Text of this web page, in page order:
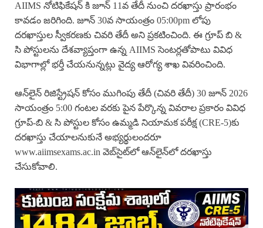
AIIMS నోటిఫికేషన్ కి జూన్ 11వ తేదీ నుంచి దరఖాస్తు ప్రారంభం
కావడం జరిగింది. జూన్ 30వ సాయంత్రం 05:00pm లోపు
దరఖాస్తుల స్వీకరణకు చివరి తేదీ అని ప్రకటించింది. ఈ గ్రూప్ బి &
సి పోస్టులను దేశవ్యాప్తంగా ఉన్న AIIMS సెంటర్లతోపాటు వివిధ
విభాగాల్లో భర్తీ చేయనున్నట్లు వైద్య ఆరోగ్య శాఖ వివరించింది.
ఆన్‌లైన్ రిజిస్ట్రేషన్ కోసం ముగింపు తేదీ (చివరి తేదీ) 30 జూన్ 2026
సాయంత్రం 5:00 గంటల వరకు పైన పేర్కొన్న వివరాల ప్రకారం వివిధ
గ్రూప్-బి & సి పోస్టుల కోసం ఉమ్మడి నియామక పరీక్ష (CRE-5)కు
దరఖాస్తు చేయాలనుకునే అభ్యర్థులందరూ
www.aiimsexams.ac.in వెబ్‌సైట్‌లో ఆన్‌లైన్‌లో దరఖాస్తు
చేసుకోవాలి.